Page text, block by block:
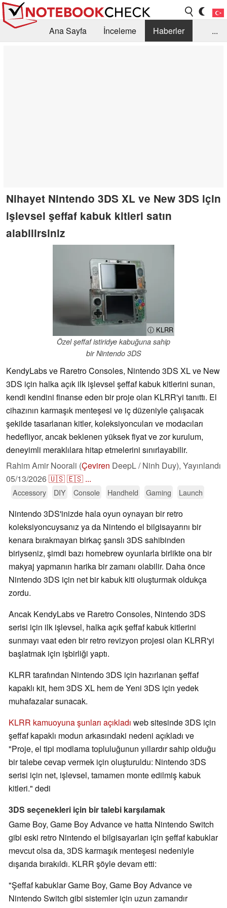
Ana Sayfa İnceleme
Haberler
...
Nihayet Nintendo 3DS XL ve New 3DS için
işlevsel şeffaf kabuk kitleri satın
alabilirsiniz
ⓘ KLRR
Özel şeffaf istiridye kabuğuna sahip
bir Nintendo 3DS
KendyLabs ve Raretro Consoles, Nintendo 3DS XL ve New
3DS için halka açık ilk işlevsel şeffaf kabuk kitlerini sunan,
kendi kendini finanse eden bir proje olan KLRR'yi tanıttı. El
cihazının karmaşık menteşesi ve iç düzeniyle çalışacak
şekilde tasarlanan kitler, koleksiyoncuları ve modacıları
hedefliyor, ancak beklenen yüksek fiyat ve zor kurulum,
deneyimli meraklılara hitap etmelerini sınırlayabilir.
Rahim Amir Noorali (Çeviren DeepL / Ninh Duy), Yayınlandı
05/13/2026🇺🇸🇪🇸 ...
Accessory DIY Console Handheld Gaming Launch
Nintendo 3DS'inizde hala oyun oynayan bir retro
koleksiyoncuysanız ya da Nintendo el bilgisayarını bir
kenara bırakmayan birkaç şanslı 3DS sahibinden
biriyseniz, şimdi bazı homebrew oyunlarla birlikte ona bir
makyaj yapmanın harika bir zamanı olabilir. Daha önce
Nintendo 3DS için net bir kabuk kiti oluşturmak oldukça
zordu.
Ancak KendyLabs ve Raretro Consoles, Nintendo 3DS
serisi için ilk işlevsel, halka açık şeffaf kabuk kitlerini
sunmayı vaat eden bir retro revizyon projesi olan KLRR'yi
başlatmak için işbirliği yaptı.
KLRR tarafından Nintendo 3DS için hazırlanan şeffaf
kapaklı kit, hem 3DS XL hem de Yeni 3DS için yedek
muhafazalar sunacak.
KLRR kamuoyuna şunları açıkladı web sitesinde 3DS için
şeffaf kapaklı modun arkasındaki nedeni açıkladı ve
"Proje, el tipi modlama topluluğunun yıllardır sahip olduğu
bir talebe cevap vermek için oluşturuldu: Nintendo 3DS
serisi için net, işlevsel, tamamen monte edilmiş kabuk
kitleri." dedi
3DS seçenekleri için bir talebi karşılamak
Game Boy, Game Boy Advance ve hatta Nintendo Switch
gibi eski retro Nintendo el bilgisayarları için şeffaf kabuklar
mevcut olsa da, 3DS karmaşık menteşesi nedeniyle
dışarıda bırakıldı. KLRR şöyle devam etti:
"Şeffaf kabuklar Game Boy, Game Boy Advance ve
Nintendo Switch gibi sistemler için uzun zamandır